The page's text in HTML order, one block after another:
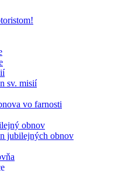
sv. misií
vo farnosti
obnov
jubilejných obnov